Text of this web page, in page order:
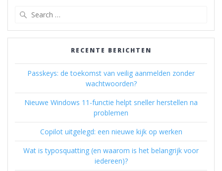
RECENTE BERICHTEN
Passkeys: de toekomst van veilig aanmelden zonder
wachtwoorden?
Nieuwe Windows 11-functie helpt sneller herstellen na
problemen
Copilot uitgelegd: een nieuwe kijk op werken
Wat is typosquatting (en waarom is het belangrijk voor
iedereen)?